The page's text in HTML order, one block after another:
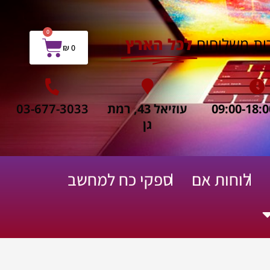
משלוחים לכל הארץ ₪0
0
עגלת
קניות
עוזיאל 43, רמת
גן
03-677-3033
לוחות אם
ספקי כח למחשב
שירות תיקונים